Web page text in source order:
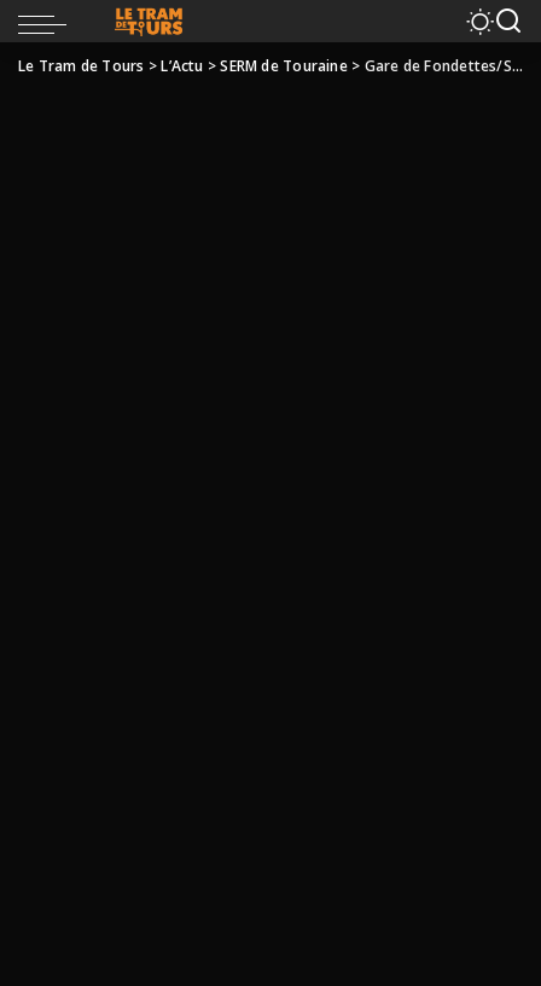
Le Tram de Tours >L’Actu >SERM de Touraine> Gare de Fondettes/Saint-Cyr : la réouverture se précise